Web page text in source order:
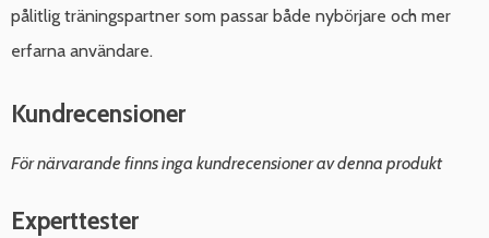
pålitlig träningspartner som passar både nybörjare och mer
erfarna användare.
Kundrecensioner
För närvarande finns inga kundrecensioner av denna produkt
Experttester